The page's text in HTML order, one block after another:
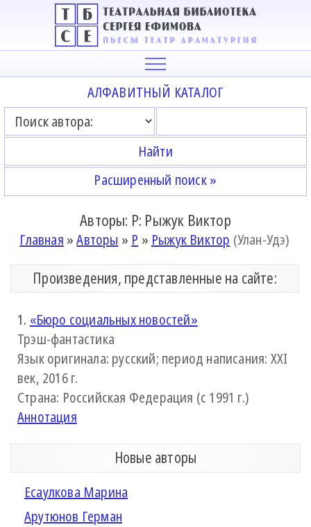
АЛФАВИТНЫЙ КАТАЛОГ
Расширенный поиск »
Авторы: Р: Рыжук Виктор
Главная »Авторы » Р » Рыжук Виктор (Улан-Удэ)
Произведения, представленные на сайте:
1. «Бюро социальных новостей»
Трэш-фантастика
Язык оригинала: русский; период написания: XXI
век, 2016 г.
Страна: Российская Федерация (с 1991 г.)
Аннотация
Новые авторы
Есаулкова Марина
Арутюнов Герман